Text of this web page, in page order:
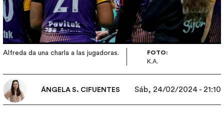
Alfreda da una charla a las jugadoras.
FOTO:
K.A.
ÁNGELA S. CIFUENTES Sáb, 24/02/2024 - 21:10